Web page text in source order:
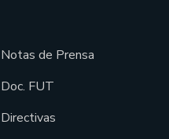
Notas de Prensa
Doc. FUT
Directivas